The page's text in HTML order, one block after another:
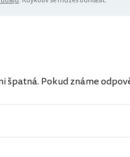
špatná. Pokud známe